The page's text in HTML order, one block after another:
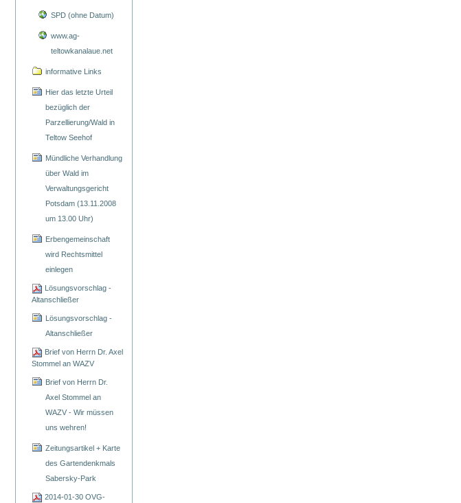
SPD (ohne Datum)
www.ag-
teltowkanalaue.net
informative Links
Hier das letzte Urteil
bezüglich der
Parzellierung/Wald in
Teltow Seehof
Mündliche Verhandlung
über Wald im
Verwaltungsgericht
Potsdam (13.11.2008
um 13.00 Uhr)
Erbengemeinschaft
wird Rechtsmittel
einlegen
Lösungsvorschlag -
Altanschließer
Lösungsvorschlag -
Altanschließer
Brief von Herrn Dr. Axel
Stommel an WAZV
Brief von Herrn Dr.
Axel Stommel an
WAZV - Wir müssen
uns wehren!
Zeitungsartikel + Karte
des Gartendenkmals
Sabersky-Park
2014-01-30 OVG-